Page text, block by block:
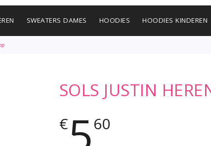
SWEATERS DAMES HOODIES HOODIES KINDEREN
SOLS JUSTIN
€560